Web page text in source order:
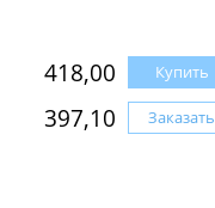
418,00 Купить
397,10 Заказать